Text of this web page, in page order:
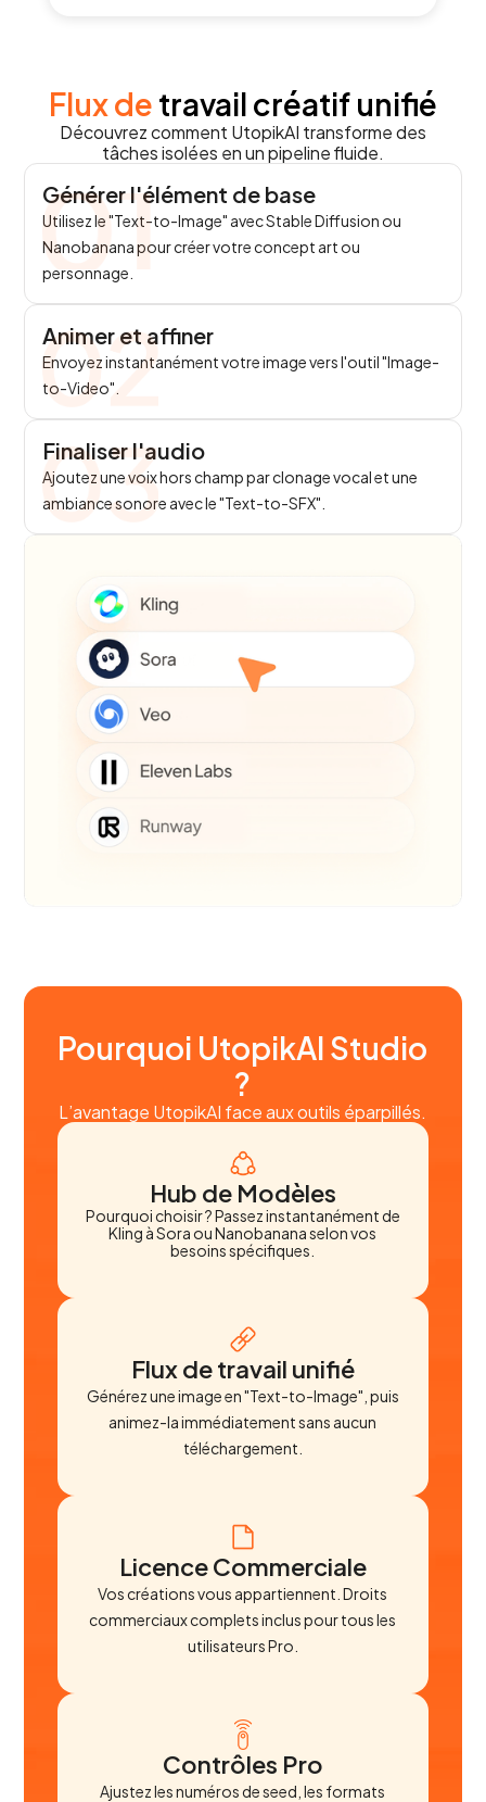
Flux de travail créatif unifié
Découvrez comment UtopikAI transforme des
tâches isolées en un pipeline fluide.
Générer l'élément de base
Utilisez le "Text-to-Image" avec Stable Diffusion ou
Nanobanana pour créer votre concept art ou
personnage.
Animer et affiner
Envoyez instantanément votre image vers l'outil "Image-
to-Video".
Finaliser l'audio
Ajoutez une voix hors champ par clonage vocal et une
ambiance sonore avec le "Text-to-SFX".
Pourquoi UtopikAI Studio
?
L’avantage UtopikAI face aux outils éparpillés.
Hub de Modèles
Pourquoi choisir ? Passez instantanément de
Kling à Sora ou Nanobanana selon vos
besoins spécifiques.
Flux de travail unifié
Générez une image en "Text-to-Image", puis
animez-la immédiatement sans aucun
téléchargement.
Licence Commerciale
Vos créations vous appartiennent. Droits
commerciaux complets inclus pour tous les
utilisateurs Pro.
Contrôles Pro
Ajustez les numéros de seed, les formats